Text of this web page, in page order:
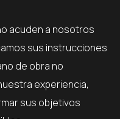
acuden a nosotros
sus instrucciones
de obra no
experiencia,
sus objetivos